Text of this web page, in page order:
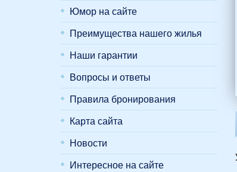
Юмор на сайте
Преимущества нашего жилья
Наши гарантии
Вопросы и ответы
Правила бронирования
Карта сайта
Новости
Интересное на сайте